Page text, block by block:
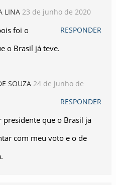
LINA 23 de junho de 2020
RESPONDER
foi o
o Brasil já teve.
SOUZA 24 de junho de
RESPONDER
presidente que o Brasil ja
com meu voto e o de